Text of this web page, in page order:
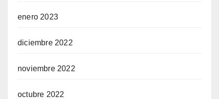
enero 2023
diciembre 2022
noviembre 2022
octubre 2022